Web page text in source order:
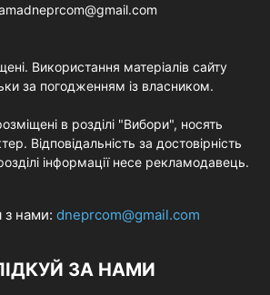
Використання матеріалів сайту
за погодженням із власником.
в розділі "Вибори", носять
Відповідальність за достовірність
інформації несе рекламодавець.
з нами: dneprcom@gmail.com
ЗА НАМИ